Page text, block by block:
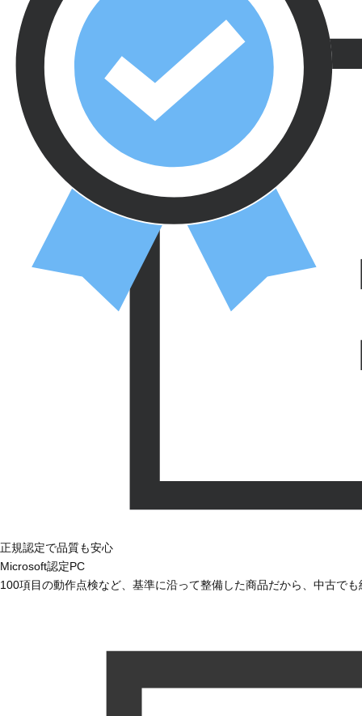
正規認定で品質も安心
Microsoft認定PC
100項目の動作点検など、基準に沿って整備した商品だから、中古で